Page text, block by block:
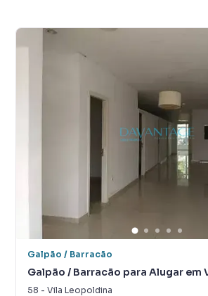
Galpão / Barracão
Galpão / Barracão para Alugar em
58 - Vila Leopoldina